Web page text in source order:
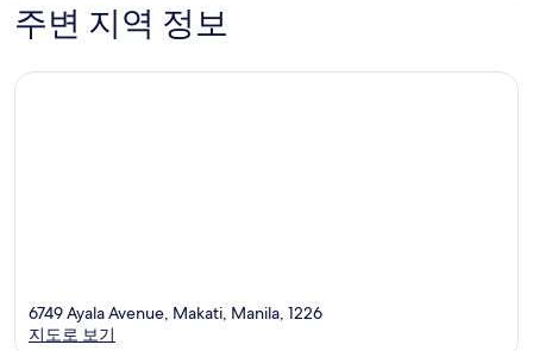
주변 지역 정보
6749 Ayala Avenue, Makati, Manila, 1226
지도로 보기